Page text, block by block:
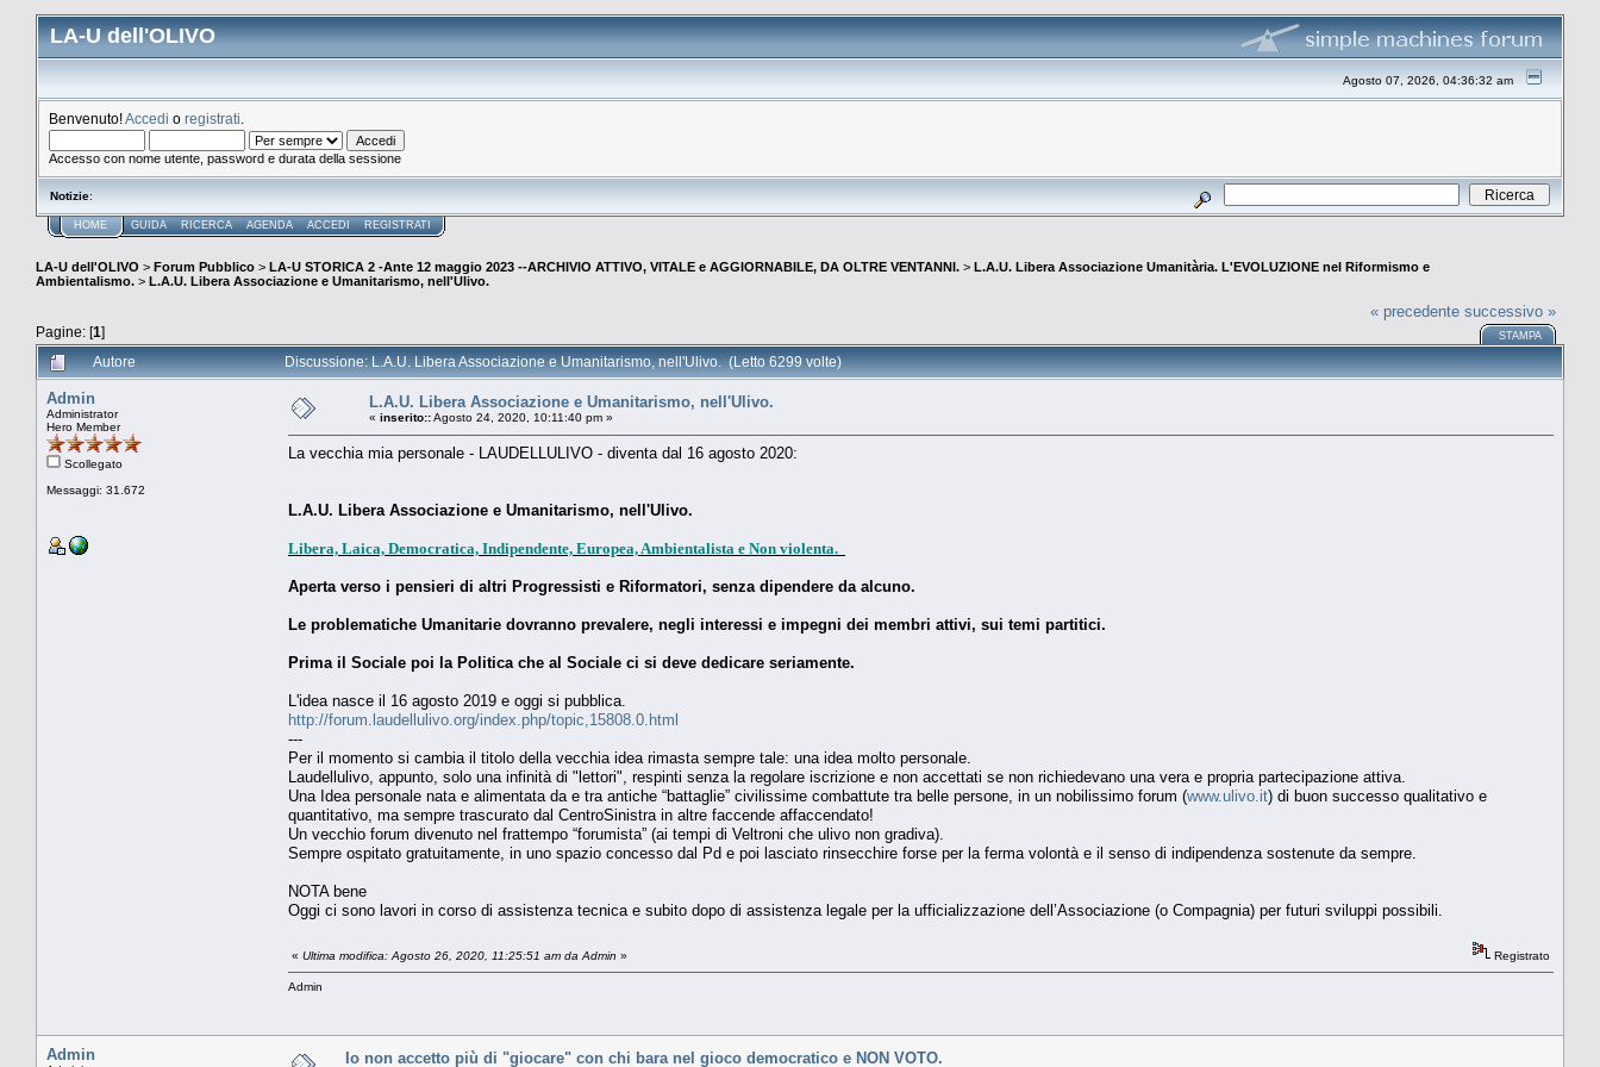
LA-U dell'OLIVO
Agosto 07, 2026, 04:36:32 am
Benvenuto!Accedi o registrati
Accesso con nome utente, password e durata della sessione
Notizie:
HOME GUIDA RICERCA AGENDA ACCEDI REGISTRATI
LA-U dell'OLIVO > Forum Pubblico > LA-U STORICA 2 -Ante 12 maggio 2023 --ARCHIVIO ATTIVO, VITALE e AGGIORNABILE, DA OLTRE VENTANNI. > L.A.U. Libera Associazione Umanitària. L'EVOLUZIONE nel Riformismo e
Ambientalismo. > L.A.U. Libera Associazione e Umanitarismo, nell'Ulivo.
Pagine: [1]
« precedente successivo »
STAMPA
Autore Discussione: L.A.U. Libera Associazione e Umanitarismo, nell'Ulivo. (Letto 6299 volte)
Admin
Administrator
Hero Member
Scollegato
Messaggi: 31.672
L.A.U. Libera Associazione e Umanitarismo, nell'Ulivo.
« inserito::Agosto 24, 2020, 10:11:40 pm »
La vecchia mia personale - LAUDELLULIVO - diventa dal 16 agosto 2020:
L.A.U. Libera Associazione e Umanitarismo, nell'Ulivo.
Libera, Laica, Democratica, Indipendente, Europea, Ambientalista e Non violenta.
Aperta verso i pensieri di altri Progressisti e Riformatori, senza dipendere da alcuno.
Le problematiche Umanitarie dovranno prevalere, negli interessi e impegni dei membri attivi, sui temi partitici.
Prima il Sociale poi la Politica che al Sociale ci si deve dedicare seriamente.
L'idea nasce il 16 agosto 2019 e oggi si pubblica.
http://forum.laudellulivo.org/index.php/topic,15808.0.html
---
Per il momento si cambia il titolo della vecchia idea rimasta sempre tale: una idea molto personale.
Laudellulivo, appunto, solo una infinità di "lettori", respinti senza la regolare iscrizione e non accettati se non richiedevano una vera e propria partecipazione attiva.
Una Idea personale nata e alimentata da e tra antiche “battaglie” civilissime combattute tra belle persone, in un nobilissimo forum (www.ulivo.it) di buon successo qualitativo e
quantitativo, ma sempre trascurato dal CentroSinistra in altre faccende affaccendato!
Un vecchio forum divenuto nel frattempo “forumista” (ai tempi di Veltroni che ulivo non gradiva).
Sempre ospitato gratuitamente, in uno spazio concesso dal Pd e poi lasciato rinsecchire forse per la ferma volontà e il senso di indipendenza sostenute da sempre.
NOTA bene
Oggi ci sono lavori in corso di assistenza tecnica e subito dopo di assistenza legale per la ufficializzazione dell’Associazione (o Compagnia) per futuri sviluppi possibili.
« Ultima modifica: Agosto 26, 2020, 11:25:51 am da Admin » Registrato
Admin
Admin Io non accetto più di "giocare" con chi bara nel gioco democratico e NON VOTO.